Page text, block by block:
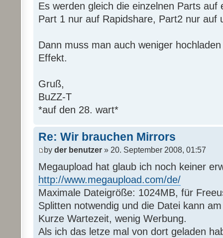
Es werden gleich die einzelnen Parts auf
Part 1 nur auf Rapidshare, Part2 nur auf
Dann muss man auch weniger
Effekt.
Gruß,
BuZZ-T
*auf den 28. wart*
Re: Wir brauchen Mirrors
by der benutzer » 20. September 2008, 01:57
Megaupload hat glaub ich noch keiner
http://www.megaupload.com/de/
Maximale Dateigröße: 1024MB, für
Splitten notwendig und die Datei kann
Kurze Wartezeit, wenig Werbung.
Als ich das letze mal von dort geladen